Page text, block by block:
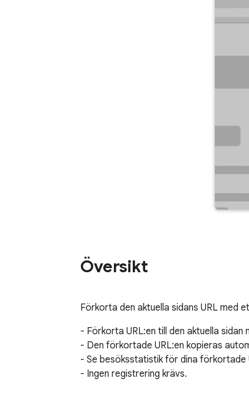
Översikt
Förkorta den aktuella sidans URL med
- Förkorta URL:en till den aktuella sidan
- Den förkortade URL:en kopieras
- Se besöksstatistik för dina förkortade
- Ingen registrering krävs.